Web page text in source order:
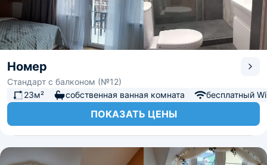
Номер
Стандарт с балконом (№12)
23м²
собственная ванная комната бесплатный
ПОКАЗАТЬ ЦЕНЫ